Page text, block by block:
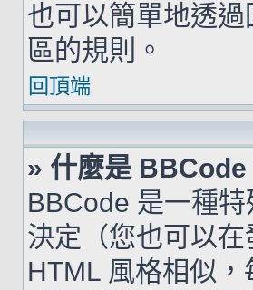
也可以簡單地透
區的規則。
回頂端
» 什麼是 BBCode
BBCode 是一種
決定（您也可以
HTML 風格相似